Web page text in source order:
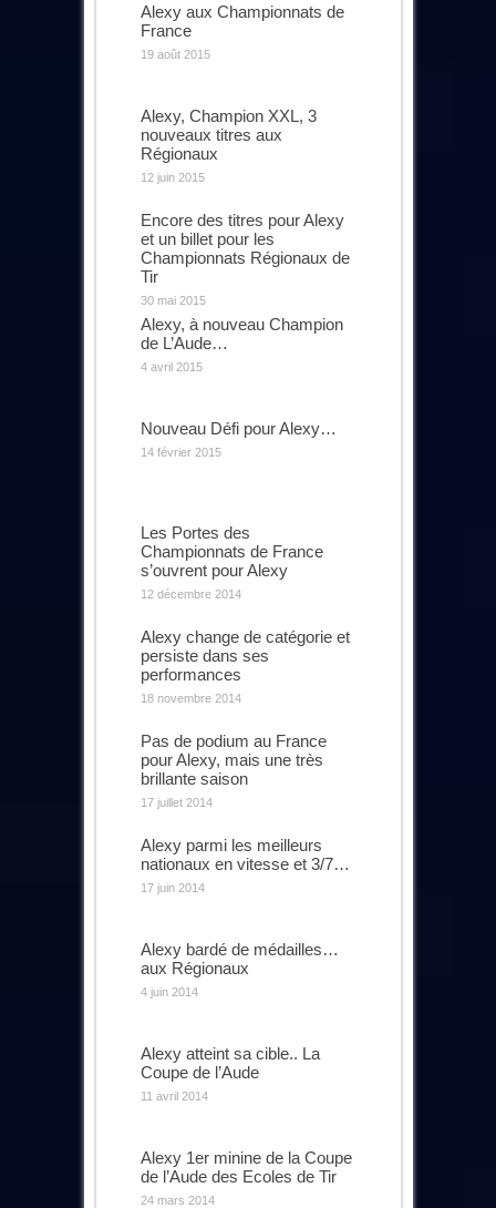
Alexy aux Championnats de
France
19 août 2015
Alexy, Champion XXL, 3
nouveaux titres aux
Régionaux
12 juin 2015
Encore des titres pour Alexy
et un billet pour les
Championnats Régionaux de
Tir
30 mai 2015
Alexy, à nouveau Champion
de L’Aude…
4 avril 2015
Nouveau Défi pour Alexy…
14 février 2015
Les Portes des
Championnats de France
s’ouvrent pour Alexy
12 décembre 2014
Alexy change de catégorie et
persiste dans ses
performances
18 novembre 2014
Pas de podium au France
pour Alexy, mais une très
brillante saison
17 juillet 2014
Alexy parmi les meilleurs
nationaux en vitesse et 3/7…
17 juin 2014
Alexy bardé de médailles…
aux Régionaux
4 juin 2014
Alexy atteint sa cible.. La
Coupe de l’Aude
11 avril 2014
Alexy 1er minine de la Coupe
de l’Aude des Ecoles de Tir
24 mars 2014